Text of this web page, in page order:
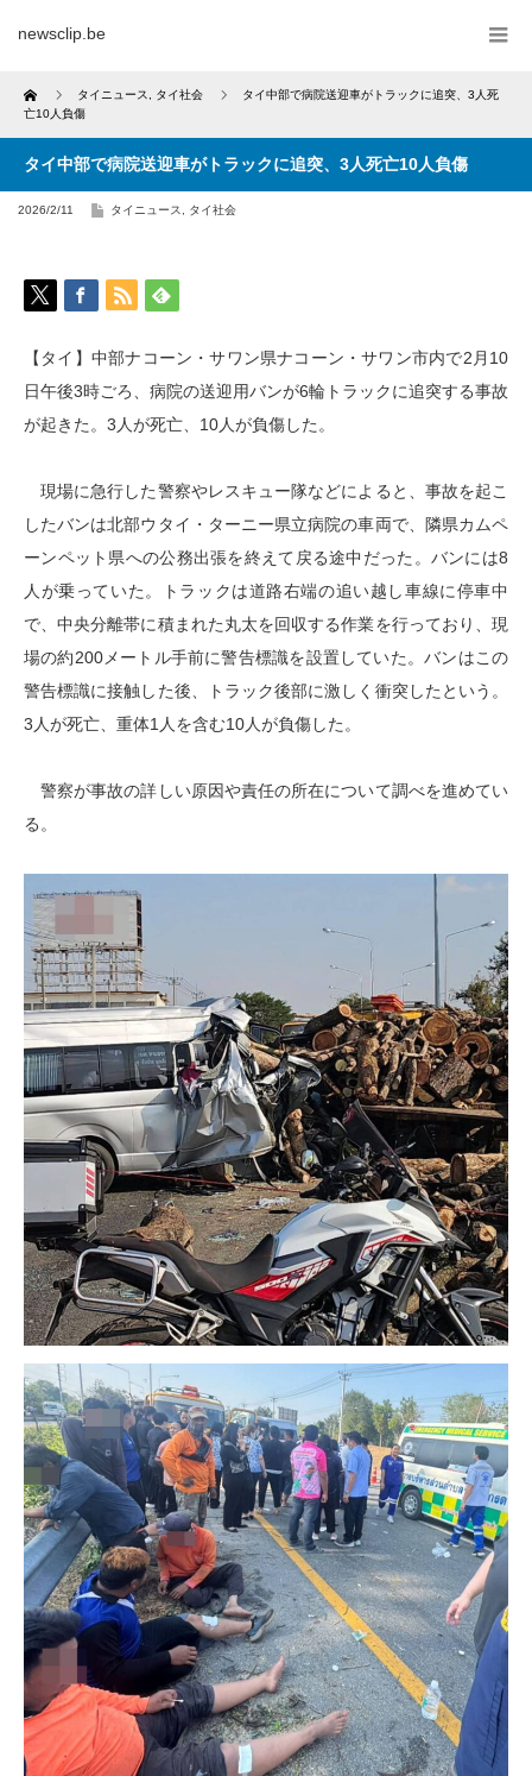
newsclip.be
Home タイニュース タイ社会
タイ中部で病院送迎車がトラックに追突、3人死
亡10人負傷
タイ中部で病院送迎車がトラックに追突、3人死亡10人負傷
2026/2/11 タイニュース タイ社会
【タイ】中部ナコーン・サワン県ナコーン・サワン市内で2月10
日午後3時ごろ、病院の送迎用バンが6輪トラックに追突する事故
が起きた。3人が死亡、10人が負傷した。
現場に急行した警察やレスキュー隊などによると、事故を起こ
したバンは北部ウタイ・ターニー県立病院の車両で、隣県カムペ
ーンペット県への公務出張を終えて戻る途中だった。バンには8
人が乗っていた。トラックは道路右端の追い越し車線に停車中
で、中央分離帯に積まれた丸太を回収する作業を行っており、現
場の約200メートル手前に警告標識を設置していた。バンはこの
警告標識に接触した後、トラック後部に激しく衝突したという。
3人が死亡、重体1人を含む10人が負傷した。
警察が事故の詳しい原因や責任の所在について調べを進めてい
る。